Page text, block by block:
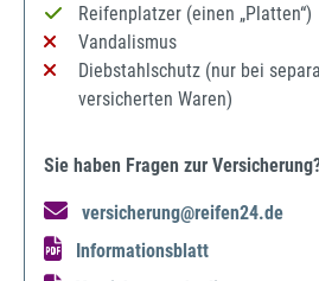
Reifenplatzer (einen „Platten“)
Vandalismus
Diebstahlschutz (nur bei
versicherten Waren)
Sie haben Fragen zur
versicherung@reifen24.de
Informationsblatt